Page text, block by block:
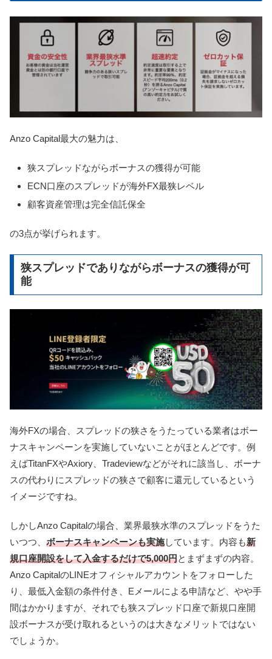
Anzo Capital最大の魅力は、
狭スプレッドながらボーナスの獲得が可能
ECN口座のスプレッドが海外FX最狭レベル
顧客資産管理は完全信託保全
の3点が挙げられます。
狭スプレッドでありながらボーナスの獲得が可
能
海外FXの場合、スプレッドの狭さをうたっている業者はボー
ナスキャンペーンを実施していないことがほとんどです。例
えばTitanFXやAxiory、Tradeviewなどがそれに該当し、ボーナ
スの代わりにスプレッドの狭さで顧客に還元しているという
イメージですね。
しかしAnzo Capitalの場合、業界最狭水準のスプレッドをうた
いつつ、 ボーナスキャンペーンも実施しています。内容も新
規口座開設をして入金するだけで5,000円とまずまずの内容。
Anzo CapitalのLINEオフィシャルアカウントをフォローした
り、最低入金額の条件付き、Eメールによる申請など、やや手
間はかかりますが、それでも狭スプレッド口座で新規口座開
設ボーナスが受け取れるというのは大きなメリットではない
でしょうか。